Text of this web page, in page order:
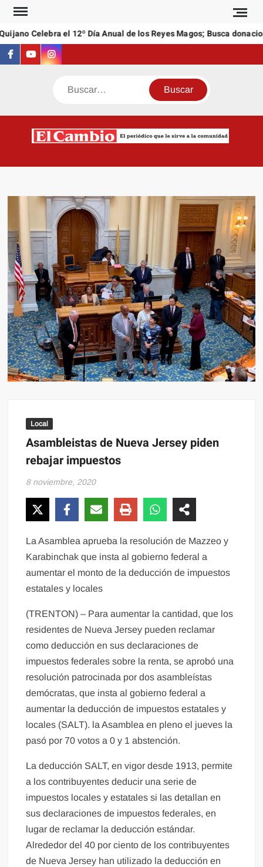
Saltar
contenidoCelebra el 12º Día Anual de los Reyes Magos; Busca
Facebook
YoutubeInstagram
Buscar
Local
Asambleistas de Nueva Jersey piden
rebajar impuestos
8 noviembre, 2020
La Asamblea aprueba la resolución de Mazzeo y
Karabinchak que insta al gobierno federal a
aumentar el monto de la deducción de impuestos
estatales y locales
(TRENTON) – Para aumentar la cantidad, que los
residentes de Nueva Jersey pueden reclamar
como deducción en sus declaraciones de
impuestos federales sobre la renta, se aprobó una
resolución patrocinada por dos asambleístas
demócratas, que insta al gobierno federal a
aumentar la deducción de impuestos estatales y
locales (SALT). la Asamblea en pleno el jueves la
pasó por 70 votos a 0 y 1 abstención.
La deducción SALT, en vigor desde 1913, permite
a los contribuyentes deducir una serie de
impuestos locales y estatales si las detallan en
sus declaraciones de impuestos federales, en
lugar de reclamar la deducción estándar.
Alrededor del 40 por ciento de los contribuyentes
de Nueva Jersey han utilizado la deducción en